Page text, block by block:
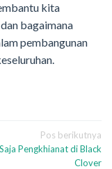
kita
bagaimana
pembangunan
Pos berikutnya
Pengkhianat di Black
Clover